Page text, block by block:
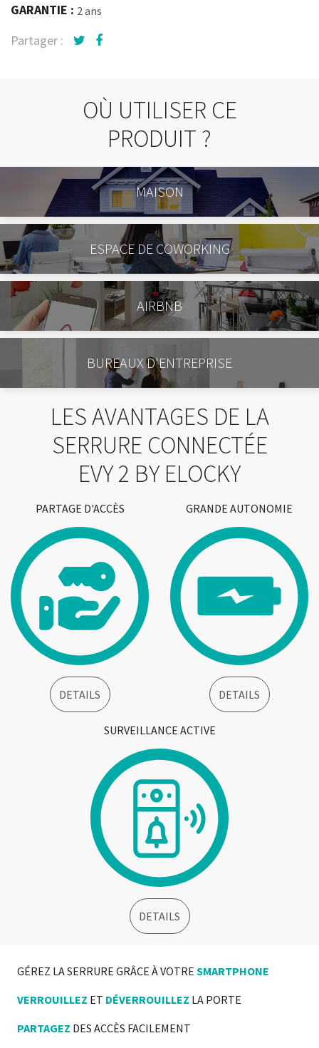
GARANTIE : 2 ans
Partager :
OÙ UTILISER CE
PRODUIT ?
MAISON
ESPACE DE COWORKING
AIRBNB
BUREAUX D'ENTREPRISE
LES AVANTAGES DE LA
SERRURE CONNECTÉE
EVY 2 BY ELOCKY
PARTAGE D'ACCÈS
DETAILS
GRANDE AUTONOMIE
DETAILS
SURVEILLANCE ACTIVE
DETAILS
GÉREZ LA SERRURE GRÂCE À VOTRE SMARTPHONE
VERROUILLEZ ET DÉVERROUILLEZ LA PORTE
PARTAGEZ DES ACCÈS FACILEMENT